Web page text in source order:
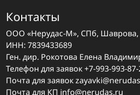
Контакты
ООО «Нерудас-М», СПб, Шаврова,
ИНН: 7839433689
Ген. дир. Рокотова Елена
Телефон для заявок+7-993-993-
Почта для заявок
Почта для КП info@nerudas.ru